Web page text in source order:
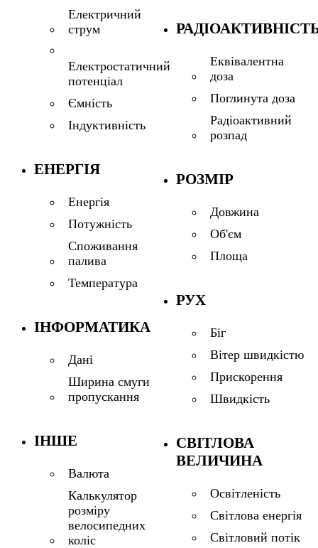
Електричний
струм
Електростатичний
потенціал
Ємність
Індуктивність
ЕНЕРГІЯ
Енергія
Потужність
Споживання
палива
Температура
ІНФОРМАТИКА
Дані
Ширина смуги
пропускання
ІНШЕ
Валюта
Калькулятор
розміру
велосипедних
коліс
Еквівалентна
доза
Поглинута доза
Радіоактивний
розпад
РОЗМІР
Довжина
Об'єм
Площа
РУХ
Біг
Вітер швидкістю
Прискорення
Швидкість
СВІТЛОВА
ВЕЛИЧИНА
Освітленість
Світлова енергія
Світловий потік